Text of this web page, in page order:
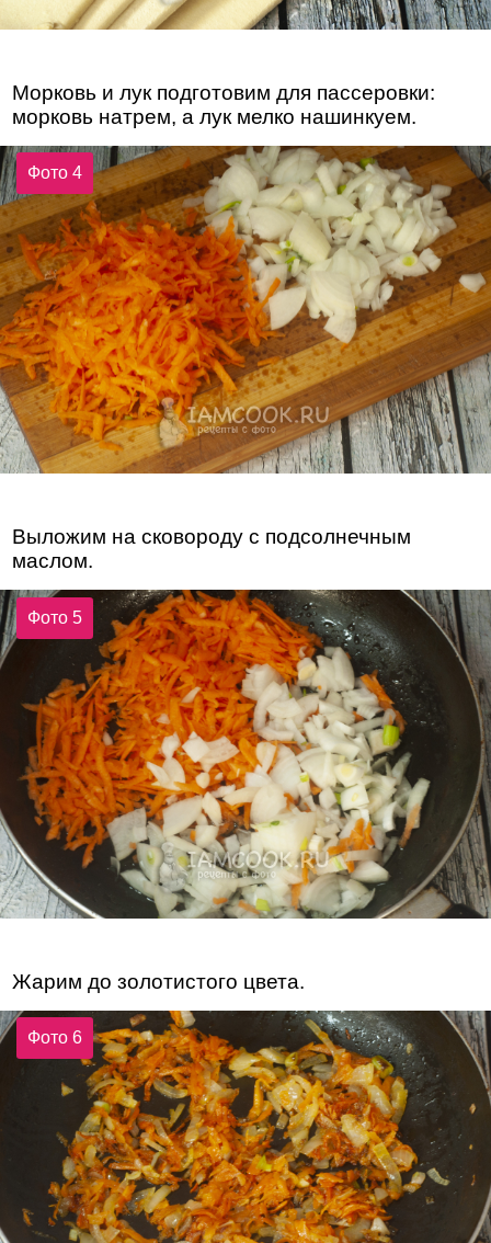
Морковь и лук подготовим для пассеровки:
морковь натрем, а лук мелко нашинкуем.
Фото 4
Выложим на сковороду с подсолнечным
маслом.
Фото 5
Жарим до золотистого цвета.
Фото 6